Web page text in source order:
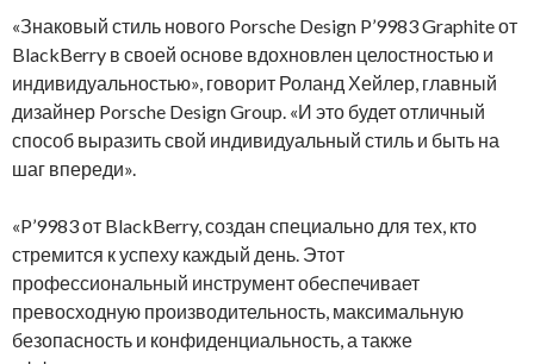
«Знаковый стиль нового Porsche Design P’9983 Graphite от
BlackBerry в своей основе вдохновлен целостностью и
индивидуальностью», говорит Роланд Хейлер, главный
дизайнер Porsche Design Group. «И это будет отличный
способ выразить свой индивидуальный стиль и быть на
шаг впереди».
«P’9983 от BlackBerry, создан специально для тех, кто
стремится к успеху каждый день. Этот
профессиональный инструмент обеспечивает
превосходную производительность, максимальную
безопасность и конфиденциальность, а также